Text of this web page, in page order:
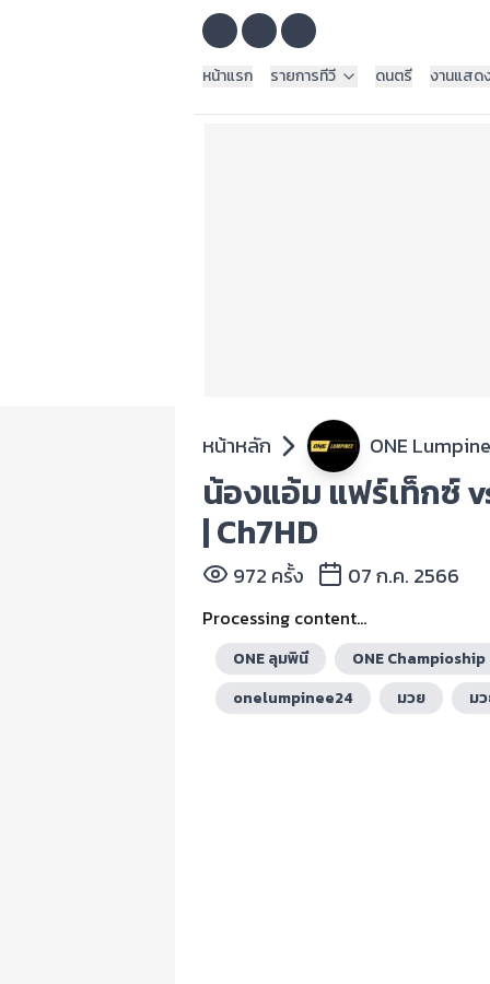
หน้าแรก รายการทีวี ดนตรี งานแสด
หน้าหลัก ONE
น้องแอ้ม แฟร์เท็กซ์
| Ch7HD
972 ครั้ง 07 ก.ค. 2566
Processing content...
ONE ลุมพินี
ONE
onelumpinee24
มวย ม